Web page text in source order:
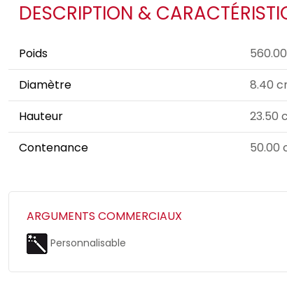
DESCRIPTION &
Poids
Diamètre
8.40
Hauteur
23.50
Contenance
50.00
ARGUMENTS COMMERCIAUX
Personnalisable